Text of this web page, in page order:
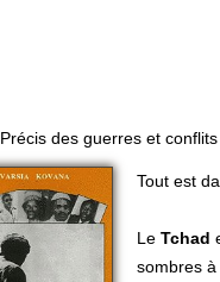
Précis des guerres et
Tout est
Le Tchad
sombres